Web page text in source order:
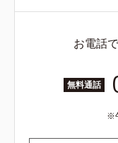
お電話
無料通話